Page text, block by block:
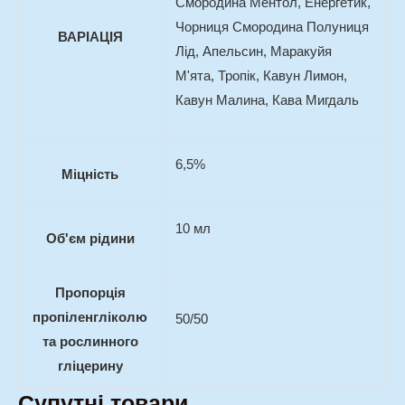
ВАРІАЦІЯ
Смородина Ментол, Енергетик,
Чорниця Смородина Полуниця
Лід, Апельсин, Маракуйя
М'ята, Тропік, Кавун Лимон,
Кавун Малина, Кава Мигдаль
Міцність
6,5%
Об'єм рідини
10 мл
Пропорція
пропіленгліколю
та рослинного
гліцерину
50/50